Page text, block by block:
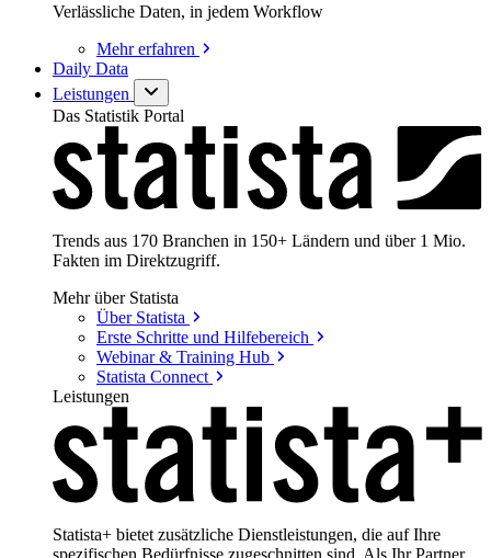
Verlässliche Daten, in jedem Workflow
Mehrerfahren
Daily Data
Leistungen
Das Statistik Portal
Trends aus 170 Branchen in 150+ Ländern und über 1 Mio.
Fakten im Direktzugriff.
Mehr über Statista
Über Statista
Erste Schritte und Hilfebereich
Webinar & Training Hub
Statista Connect
Leistungen
Statista+ bietet zusätzliche Dienstleistungen, die auf Ihre
spezifischen Bedürfnisse zugeschnitten sind. Als Ihr Partner